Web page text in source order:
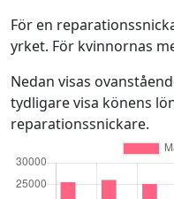
För en
yrket. För kvinnornas
Nedan visas
tydligare visa könens
reparationssnickare.